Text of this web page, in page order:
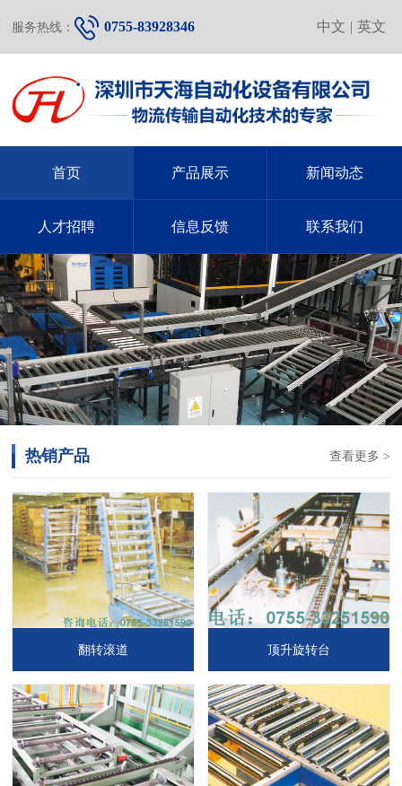
中文 | 英文
服务热线： 0755-83928346
首页 产品展示 新闻动态
人才招聘 信息反馈 联系我们
查看更多 >
热销产品
翻转滚道 顶升旋转台